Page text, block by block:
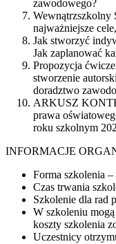
zawodowego?
Wewnątrzszkolny
najważniejsze
Jak stworzyć
Jak zaplanować
Propozycja
stworzenie
doradztwo
ARKUSZ
prawa
roku szkolnym
INFORMACJE
Forma szkolenia
Czas trwania
Szkolenie dla rad
W szkoleniu
koszty szkolenia
Uczestnicy